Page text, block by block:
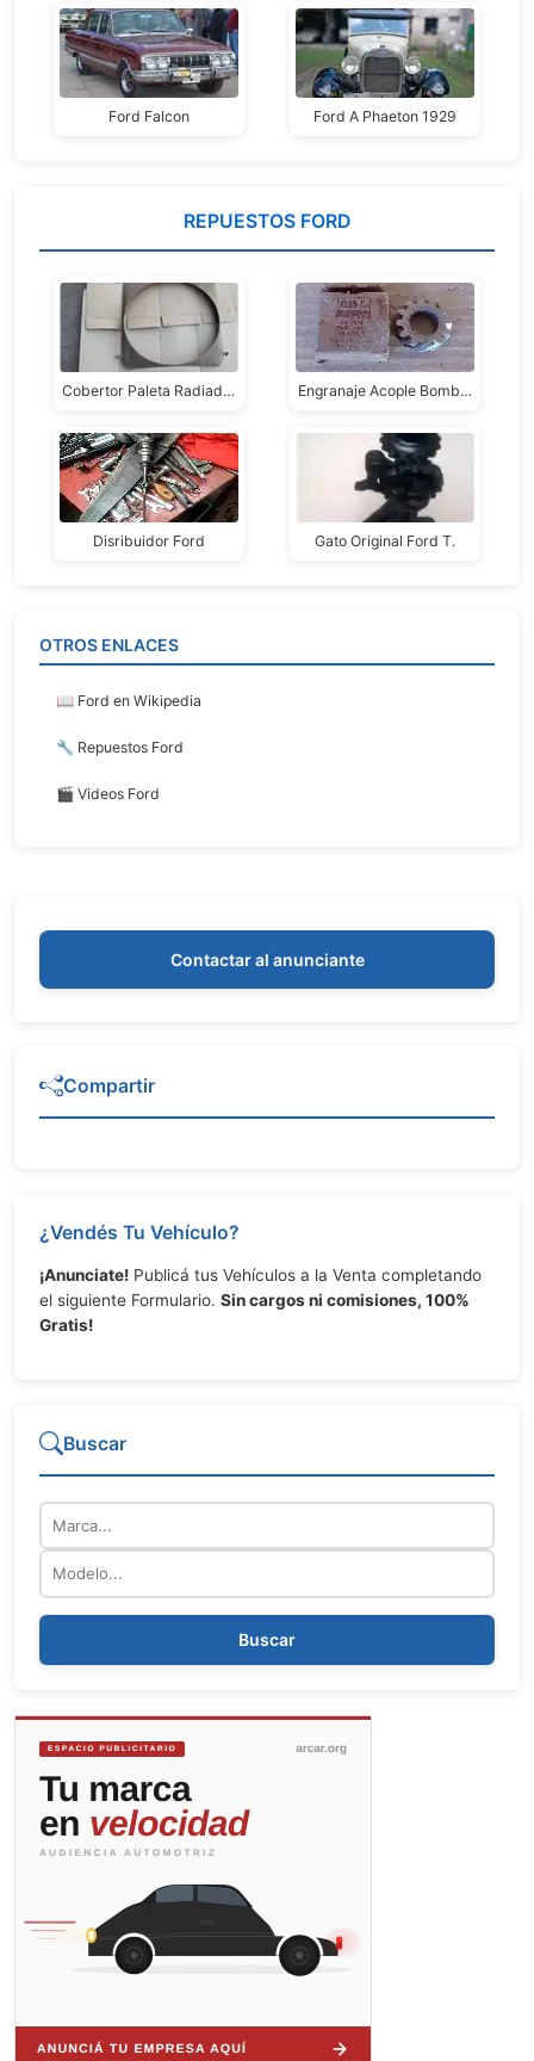
Ford Falcon Ford A Phaeton 1929
REPUESTOS FORD
Cobertor Paleta Radiador Ford A Engranaje Acople Bomba Aceite Ford 1932-53
Disribuidor Ford Gato Original Ford T.
OTROS ENLACES
📖 Ford en Wikipedia
🔧 Repuestos Ford
🎬 Videos Ford
Contactar al anunciante
Compartir
¿Vendés Tu Vehículo?
¡Anunciate! Publicá tus Vehículos a la Venta completando
el siguiente Formulario. Sin cargos ni comisiones, 100%
Gratis!
Buscar
Marca
Buscar